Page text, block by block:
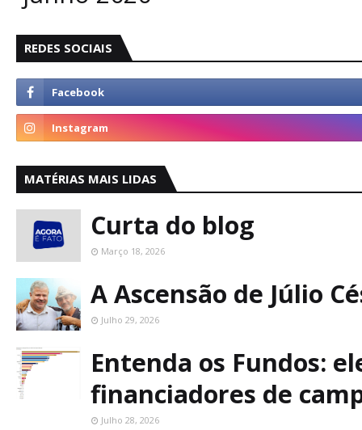
REDES SOCIAIS
MATÉRIAS MAIS LIDAS
Curta do blog
Março 18, 2026
A Ascensão de Júlio
Julho 29, 2026
Entenda os Fundos:
financiadores de
Julho 28, 2026